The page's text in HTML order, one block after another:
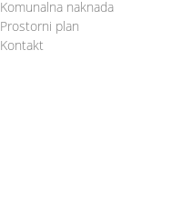
Komunalna naknada
Prostorni plan
Kontakt